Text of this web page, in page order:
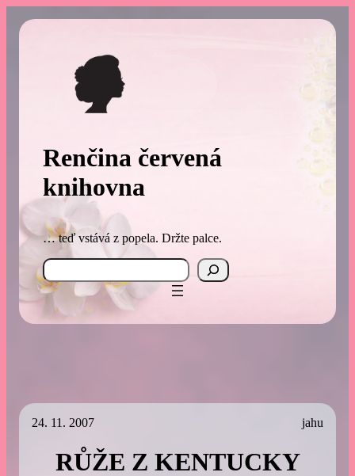
Renčina červená
knihovna
… teď vstává z popela. Držte palce.
Search
24. 11. 2007 jahu
RŮŽE Z KENTUCKY